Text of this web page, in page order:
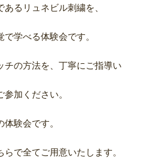
るリュネビル刺繍を、
学べる体験会です。
チの方法を、丁寧にご指導い
加ください。
験会です。
で全てご用意いたします。